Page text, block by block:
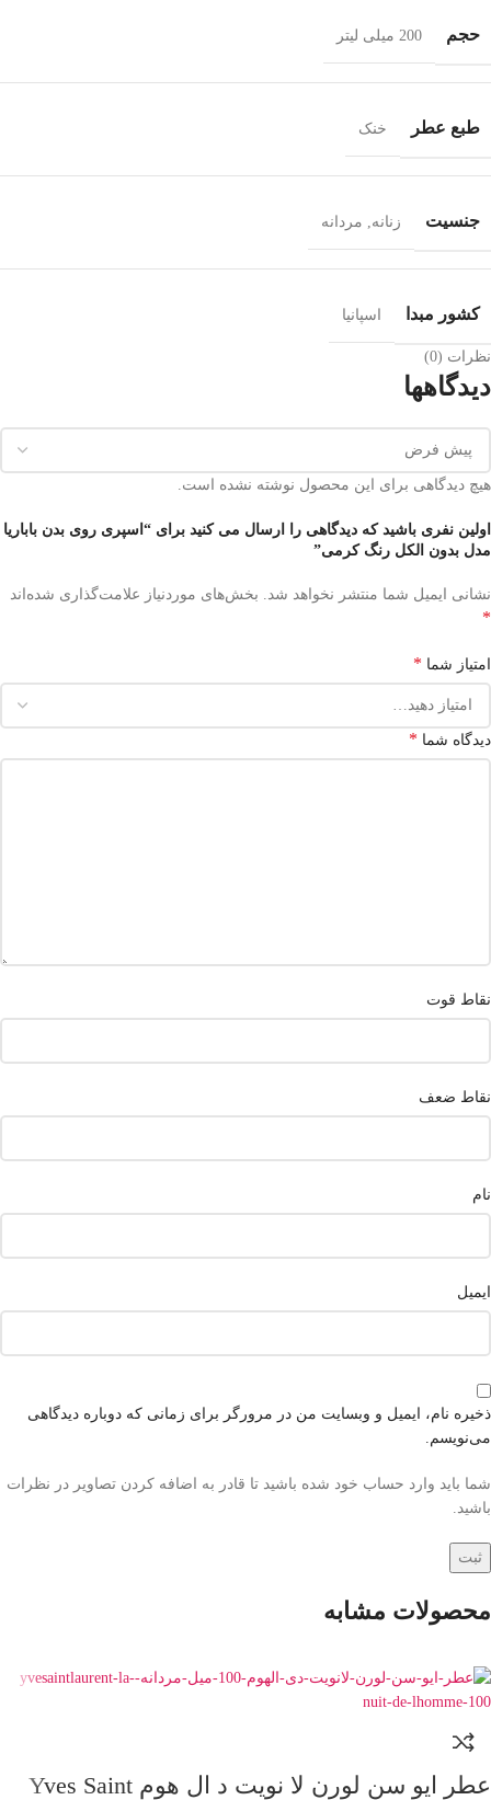
حجم 200 میلی لیتر
طبع عطر خنک
جنسيت زنانه مردانه
کشور مبدا اسپانیا
نظرات (0)
دیدگاهها
هیچ دیدگاهی برای این محصول نوشته نشده است.
اولین نفری باشید که دیدگاهی را ارسال می کنید برای “اسپری روی بدن باباریا
مدل بدون الکل رنگ کرمی”
نشانی ایمیل شما منتشر نخواهد شد. بخش‌های موردنیاز علامت‌گذاری شده‌اند
*
امتیاز شما *
دیدگاه شما *
نقاط قوت
نقاط ضعف
نام
ایمیل
ذخیره نام، ایمیل و وبسایت من در مرورگر برای زمانی که دوباره دیدگاهی
می‌نویسم.
شما باید وارد حساب خود شده باشید تا قادر به اضافه کردن تصاویر در نظرات
باشید.
محصولات مشابه
عطر ایو سن لورن لا نویت د ال هوم Yves Saint